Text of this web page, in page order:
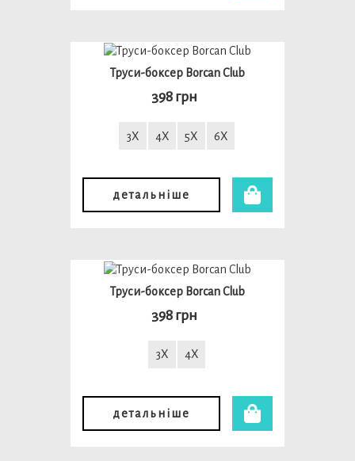
Труси-боксер Borcan Club
398 грн
3X 4X 5X 6X
детальніше
Труси-боксер Borcan Club
398 грн
3X 4X
детальніше